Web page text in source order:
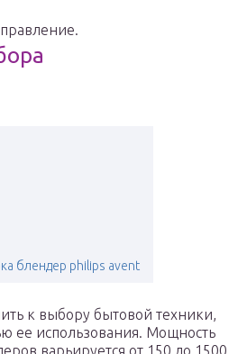
блендер philips avent
к выбору бытовой техники,
ее использования. Мощность
варьируется от 150 до 1500